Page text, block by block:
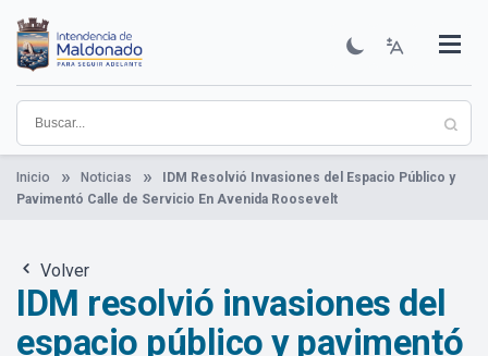
contenido
principal
Institucional
Municipios
Descubre Maldonado
Comunicación
Servicios
Guía De Trámites
Ver Noticias
Inicio Noticias
IDM Resolvió Invasiones del Espacio Público y
Pavimentó Calle de Servicio En Avenida Roosevelt
Volver
IDM resolvió invasiones del
espacio público y pavimentó